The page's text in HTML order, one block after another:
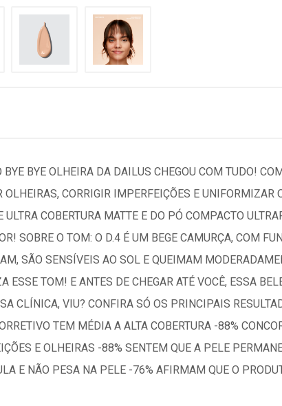
BYE OLHEIRA DA DAILUS CHEGOU COM TUDO!
OLHEIRAS, CORRIGIR IMPERFEIÇÕES E
ULTRA COBERTURA MATTE E DO PÓ COMPACTO
SOBRE O TOM: O D.4 É UM BEGE CAMURÇA, COM
SÃO SENSÍVEIS AO SOL E QUEIMAM
ESSE TOM! E ANTES DE CHEGAR ATÉ VOCÊ, ESSA
CLÍNICA, VIU? CONFIRA SÓ OS PRINCIPAIS
TEM MÉDIA A ALTA COBERTURA -88%
E OLHEIRAS -88% SENTEM QUE A PELE
E NÃO PESA NA PELE -76% AFIRMAM QUE O